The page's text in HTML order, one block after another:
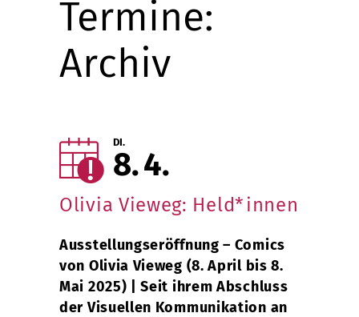
Termine:
Archiv
DI.
8 4
Olivia Vieweg: Held*innen
Ausstellungseröffnung – Comics
von Olivia Vieweg (8. April bis 8.
Mai 2025) | Seit ihrem Abschluss
der Visuellen Kommunikation an